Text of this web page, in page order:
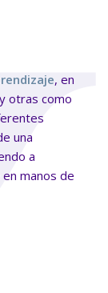
, en
y otras como
una
a
manos de